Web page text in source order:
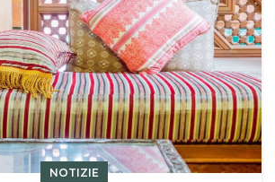
NOTIZIE